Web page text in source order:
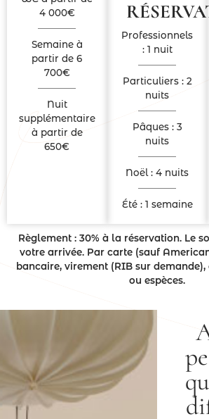
4 000€
Semaine à
partir de 6
700€
Nuit
supplémentaire
à partir de
650€
Professionnels
: 1 nuit
Particuliers : 2
nuits
Pâques : 3
nuits
Noël : 4 nuits
Été : 1 semaine
Règlement : 30% à la réservation. Le
votre arrivée. Par carte (sauf
bancaire, virement (RIB sur demande),
ou espèces.